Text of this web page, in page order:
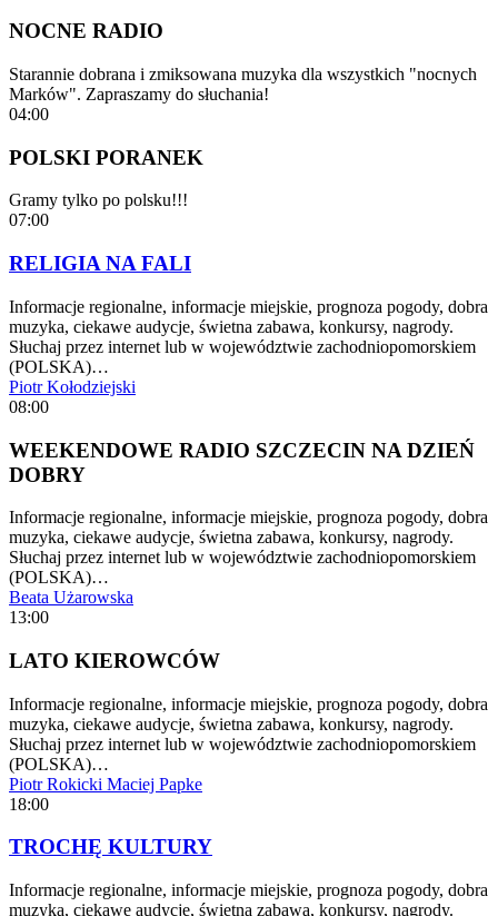
NOCNE RADIO
Starannie dobrana i zmiksowana muzyka dla wszystkich "nocnych
Marków". Zapraszamy do słuchania!
04:00
POLSKI PORANEK
Gramy tylko po polsku!!!
07:00
RELIGIA NA FALI
Informacje regionalne, informacje miejskie, prognoza pogody, dobra
muzyka, ciekawe audycje, świetna zabawa, konkursy, nagrody.
Słuchaj przez internet lub w województwie zachodniopomorskiem
(POLSKA)…
Piotr Kołodziejski
08:00
WEEKENDOWE RADIO SZCZECIN NA DZIEŃ
DOBRY
Informacje regionalne, informacje miejskie, prognoza pogody, dobra
muzyka, ciekawe audycje, świetna zabawa, konkursy, nagrody.
Słuchaj przez internet lub w województwie zachodniopomorskiem
(POLSKA)…
Beata Użarowska
13:00
LATO KIEROWCÓW
Informacje regionalne, informacje miejskie, prognoza pogody, dobra
muzyka, ciekawe audycje, świetna zabawa, konkursy, nagrody.
Słuchaj przez internet lub w województwie zachodniopomorskiem
(POLSKA)…
Piotr Rokicki Maciej Papke
18:00
TROCHĘ KULTURY
Informacje regionalne, informacje miejskie, prognoza pogody, dobra
muzyka, ciekawe audycje, świetna zabawa, konkursy, nagrody.